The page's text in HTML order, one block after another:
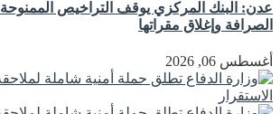
عدن: البنك المركزي يوقف التراخيص
الصرافة وإغلاق مقراتها
أغسطس 06, 2026